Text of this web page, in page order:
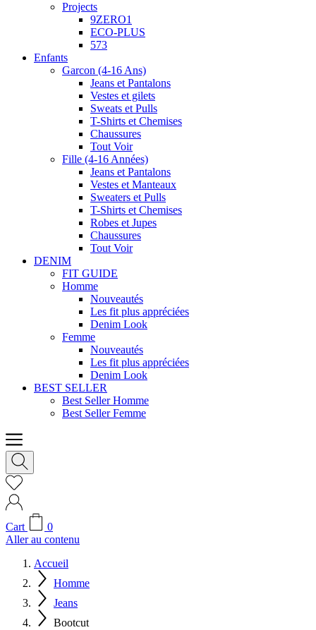
Projects
9ZERO1
ECO-PLUS
573
Enfants
Garcon (4-16 Ans)
Jeans et Pantalons
Vestes et gilets
Sweats et Pulls
T-Shirts et Chemises
Chaussures
Tout Voir
Fille (4-16 Années)
Jeans et Pantalons
Vestes et Manteaux
Sweaters et Pulls
T-Shirts et Chemises
Robes et Jupes
Chaussures
Tout Voir
DENIM
FIT GUIDE
Homme
Nouveautés
Les fit plus appréciées
Denim Look
Femme
Nouveautés
Les fit plus appréciées
Denim Look
BEST SELLER
Best Seller Homme
Best Seller Femme
Cart
0
Aller au contenu
Accueil
Homme
Jeans
Bootcut